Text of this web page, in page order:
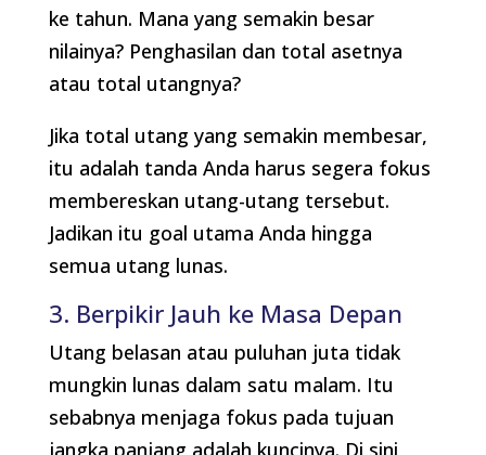
ke tahun. Mana yang semakin besar
nilainya? Penghasilan dan total asetnya
atau total utangnya?
Jika total utang yang semakin membesar,
itu adalah tanda Anda harus segera fokus
membereskan utang-utang tersebut.
Jadikan itu goal utama Anda hingga
semua utang lunas.
3. Berpikir Jauh ke Masa Depan
Utang belasan atau puluhan juta tidak
mungkin lunas dalam satu malam. Itu
sebabnya menjaga fokus pada tujuan
jangka panjang adalah kuncinya. Di sini